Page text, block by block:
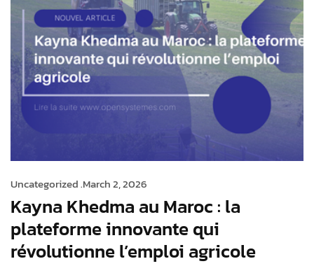
Uncategorized .March 2, 2026
Kayna Khedma au Maroc : la
plateforme innovante qui
révolutionne l’emploi agricole